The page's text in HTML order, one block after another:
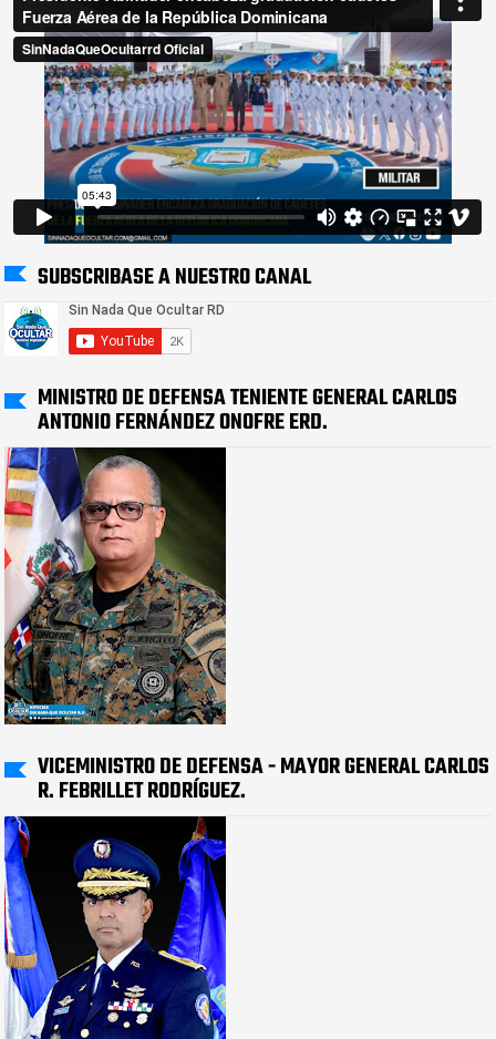
SUBSCRIBASE A NUESTRO CANAL
MINISTRO DE DEFENSA TENIENTE GENERAL CARLOS
ANTONIO FERNÁNDEZ ONOFRE ERD.
VICEMINISTRO DE DEFENSA - MAYOR GENERAL CARLOS
R. FEBRILLET RODRÍGUEZ.